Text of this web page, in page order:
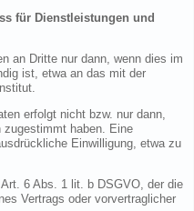
für Dienstleistungen und
an Dritte nur dann, wenn dies im
ist, etwa an das mit der
erfolgt nicht bzw. nur dann,
zugestimmt haben. Eine
Einwilligung, etwa zu
6 Abs. 1 lit. b DSGVO, der die
Vertrags oder vorvertraglicher